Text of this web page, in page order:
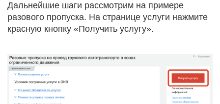
Дальнейшие шаги рассмотрим на примере
разового пропуска. На странице услуги нажмите
красную кнопку «Получить услугу».